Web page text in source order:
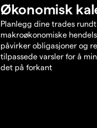
Økonomisk
Planlegg dine trades rundt
makroøkonomiske
påvirker obligasjoner og
tilpassede varsler for å
det på forkant